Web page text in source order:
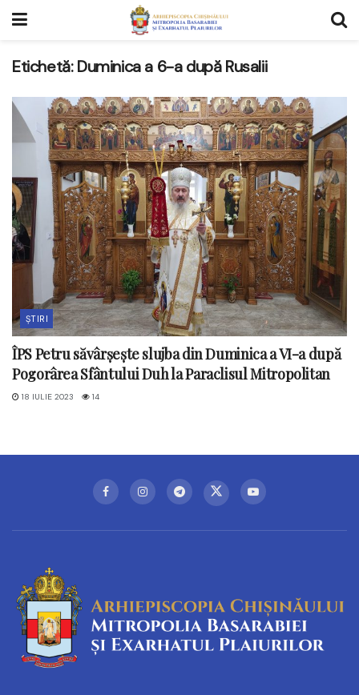
Etichetă:Duminica a 6-a după Rusalii
ȘTIRI
ÎPS Petru săvârșește slujba din Duminica a VI-a după
Pogorârea Sfântului Duh la Paraclisul Mitropolitan
18 IULIE 2023 14